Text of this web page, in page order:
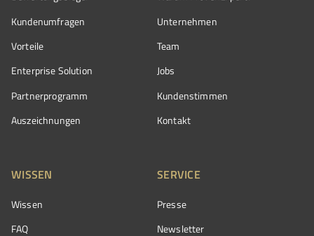
Kundenumfragen
Vorteile
Enterprise Solution
Partnerprogramm
Auszeichnungen
Unternehmen
Team
Jobs
Kundenstimmen
Kontakt
WISSEN
Wissen
FAQ
SERVICE
Presse
Newsletter